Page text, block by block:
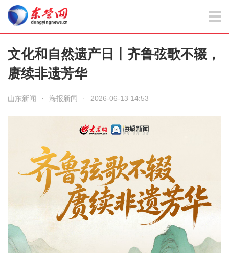
文化和自然遗产日丨齐鲁弦歌不辍，
赓续非遗芳华
山东新闻 · 海报新闻 · 2026-06-13 14:53